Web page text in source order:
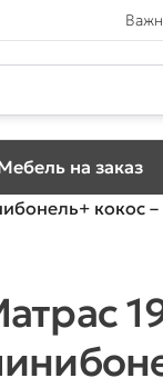
на заказ
кокос –